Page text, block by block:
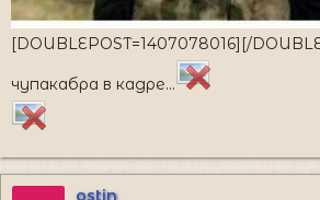
[DOUBLEPOST=1407078016][/
чупакабра в кадре...
ostin